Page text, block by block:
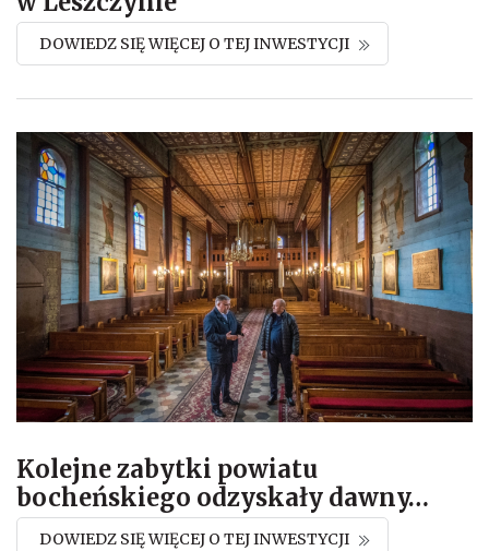
DOWIEDZ SIĘ WIĘCEJ O TEJ INWESTYCJI
Kolejne zabytki powiatu
bocheńskiego odzyskały dawny…
DOWIEDZ SIĘ WIĘCEJ O TEJ INWESTYCJI